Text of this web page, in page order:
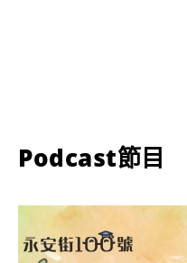
Podcast節目